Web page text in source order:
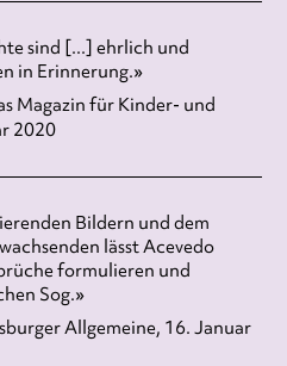
sind [...] ehrlich und
in Erinnerung.»
Magazin für Kinder- und
2020
Bildern und dem
lässt Acevedo
formulieren und
Sog.»
Allgemeine, 16. Januar